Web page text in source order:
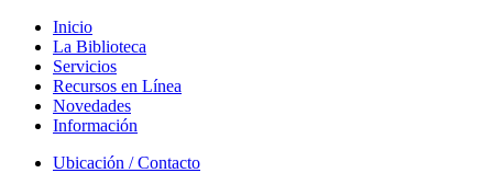
Inicio
La Biblioteca
Servicios
Recursos en Línea
Novedades
Información
Ubicación / Contacto